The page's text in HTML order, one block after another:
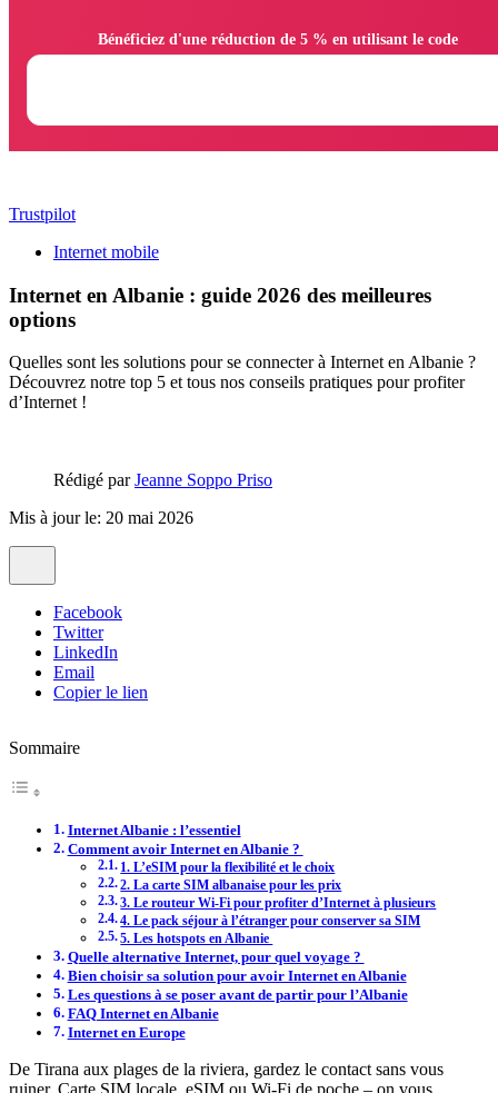
Trustpilot
Internet mobile
Internet en Albanie : guide 2026 des meilleures
options
Quelles sont les solutions pour se connecter à Internet en Albanie ?
Découvrez notre top 5 et tous nos conseils pratiques pour profiter
d’Internet !
Rédigé parJeanne Soppo Priso
Mis à jour le: 20 mai 2026
Facebook
Twitter
LinkedIn
Email
Copier le lien
Sommaire
Internet Albanie : l’essentiel
Comment avoir Internet en Albanie ?
1. L’eSIM pour la flexibilité et le choix
2. La carte SIM albanaise pour les prix
3. Le routeur Wi-Fi pour profiter d’Internet à plusieurs
4. Le pack séjour à l’étranger pour conserver sa SIM
5. Les hotspots en Albanie
Quelle alternative Internet, pour quel voyage ?
Bien choisir sa solution pour avoir Internet en Albanie
Les questions à se poser avant de partir pour l’Albanie
FAQ Internet en Albanie
Internet en Europe
De Tirana aux plages de la riviera, gardez le contact sans vous